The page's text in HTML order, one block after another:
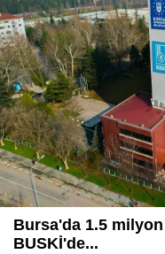
Bursa'da 1.5
BUSKİ'de...